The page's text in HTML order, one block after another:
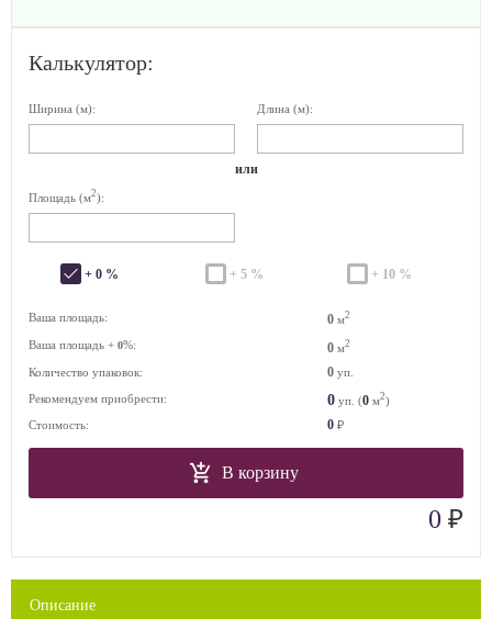
Калькулятор:
Ширина (м): Длина (м):
или
Площадь (м2):
+ 0 % + 5 % + 10 %
Ваша площадь: 0 м2
Ваша площадь + 0%: 0 м2
Количество упаковок: 0 уп.
Рекомендуем приобрести:
0 уп. (0 м2)
Стоимость:
0 ₽
В корзину
0 ₽
Описание